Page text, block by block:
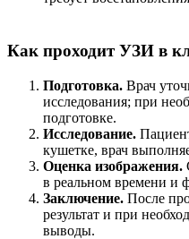
Как проходит УЗИ в
Подготовка. Врач
исследования; при
подготовке.
Исследование.
кушетке, врач
Оценка изображения.
в реальном времени и
Заключение. После
результат и при
выводы.